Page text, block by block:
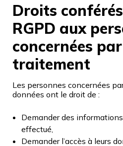
Droits
RGPD aux
concernées
traitement
Les personnes concernées
données ont le droit de :
Demander des
effectué,
Demander l’accès à leurs